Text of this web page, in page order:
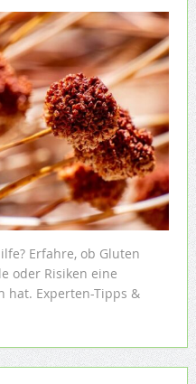
Erfahre, ob Gluten
oder Risiken eine
Experten-Tipps &